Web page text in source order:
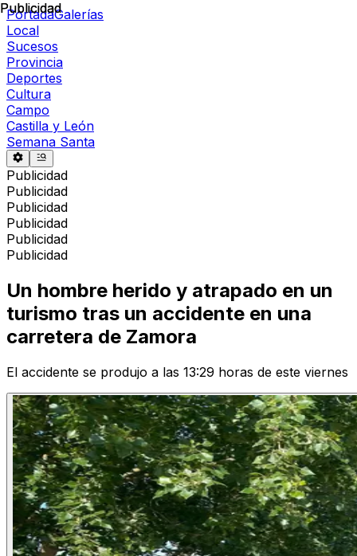
PortadaGalerías
Local
Sucesos
Provincia
Deportes
Cultura
Campo
Castilla y León
Semana Santa
Publicidad
Publicidad
Publicidad
Publicidad
Publicidad
Publicidad
Publicidad
Un hombre herido y atrapado en un
turismo tras un accidente en una
carretera de Zamora
El accidente se produjo a las 13:29 horas de este viernes
Publicidad